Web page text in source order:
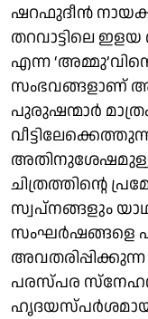
ഷറഫുദീൻ
തറവാട്ടിലെ
എന്ന
സംഭവങ്ങളാണ്
പുരുഷന്മാർ
ചിത്രത്തിന്റെ
സ്വപ്നങ്ങളും
സംഘർഷങ്ങളെ
അവതരിപ്പിക്കുന്ന
പരസ്പര